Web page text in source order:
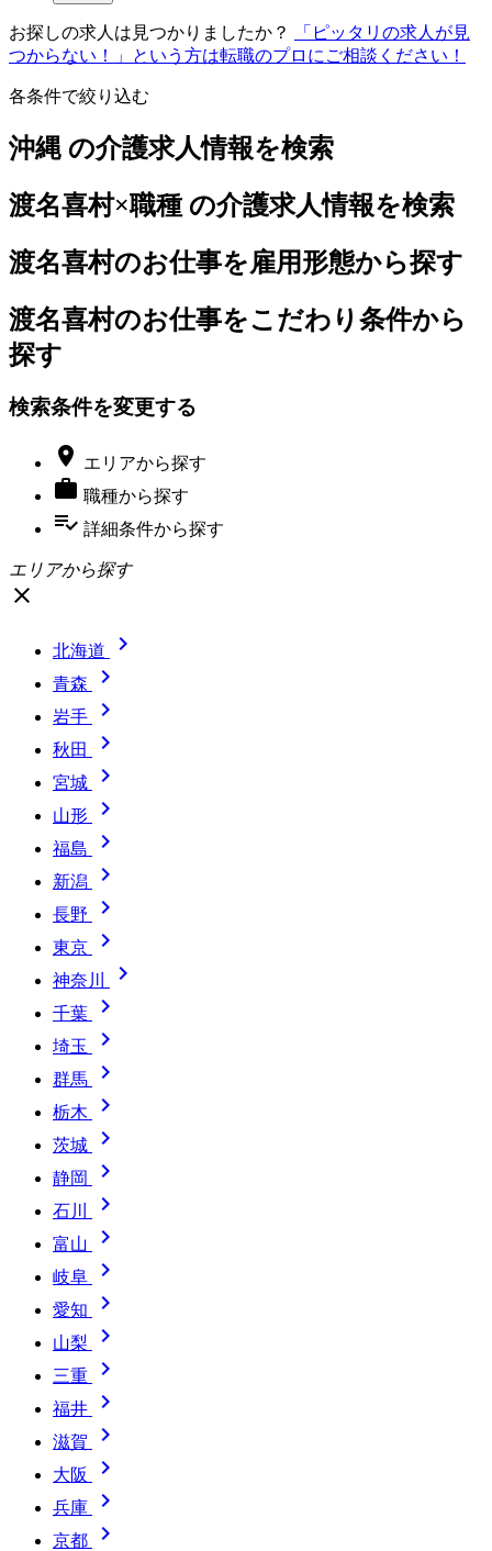
お探しの求人は見つかりましたか？
「ピッタリの求人が見
つからない！」という方は転職のプロにご相談ください！
各条件で絞り込む
沖縄 の介護求人情報を検索
渡名喜村×職種 の介護求人情報を検索
渡名喜村のお仕事を雇用形態から探す
渡名喜村のお仕事をこだわり条件から
探す
検索条件を変更する
 エリアから探す
 職種から探す
playlist_add_check 詳細条件から探す
エリアから探す
close
北海道 
青森 
岩手 
秋田 
宮城 
山形 
福島 
新潟 
長野 
東京 
神奈川 
千葉 
埼玉 
群馬 
栃木 
茨城 
静岡 
石川 
富山 
岐阜 
愛知 
山梨 
三重 
福井 
滋賀 
大阪 
兵庫 
京都 